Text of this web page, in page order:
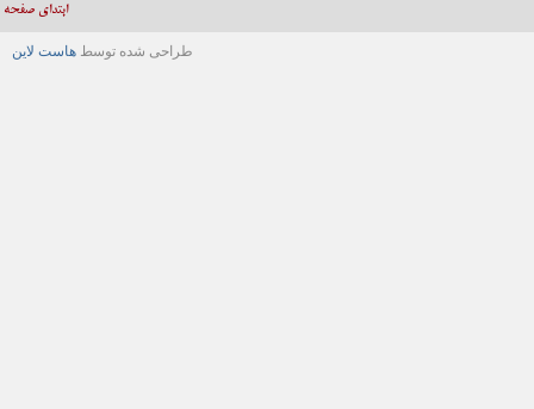
ابتدای صفحه
طراحی شده توسطهاست لاین